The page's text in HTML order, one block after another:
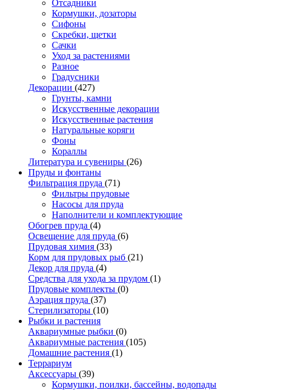
Отсадники
Кормушки, дозаторы
Сифоны
Скребки, щетки
Сачки
Уход за растениями
Разное
Градусники
Декорации (427)
Грунты, камни
Искусственные декорации
Искусственные растения
Натуральные коряги
Фоны
Кораллы
Литература и сувениры (26)
Пруды и фонтаны
Фильтрация пруда (71)
Фильтры прудовые
Насосы для пруда
Наполнители и комплектующие
Обогрев пруда (4)
Освещение для пруда (6)
Прудовая химия (33)
Корм для прудовых рыб (21)
Декор для пруда (4)
Средства для ухода за прудом (1)
Прудовые комплекты (0)
Аэрация пруда (37)
Стерилизаторы (10)
Рыбки и растения
Аквариумные рыбки (0)
Аквариумные растения (105)
Домашние растения (1)
Террариум
Аксессуары (39)
Кормушки, поилки, бассейны, водопады